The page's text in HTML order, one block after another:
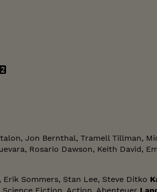
Jon Bernthal, Tramell Tillman,
Rosario Dawson, Keith David,
Erik Sommers, Stan Lee, Steve Ditko